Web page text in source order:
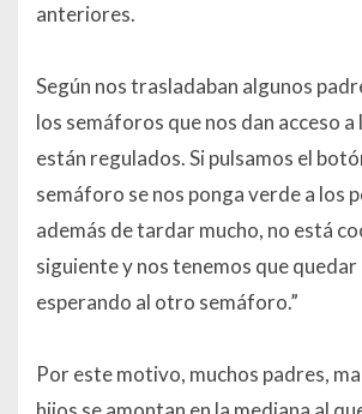
anteriores.
Según nos trasladaban algunos
los semáforos que nos dan acceso
están regulados. Si pulsamos el
semáforo se nos ponga verde a los
además de tardar mucho, no está
siguiente y nos tenemos que quedar
esperando al otro semáforo.”
Por este motivo, muchos padres,